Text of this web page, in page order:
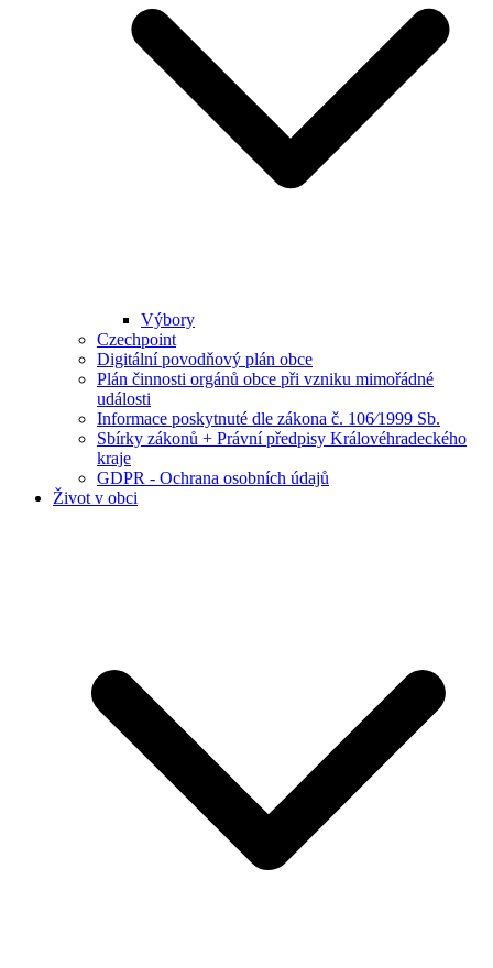
Výbory
Czechpoint
Digitální povodňový plán obce
Plán činnosti orgánů obce při vzniku mimořádné
události
Informace poskytnuté dle zákona č. 106⁄1999 Sb.
Sbírky zákonů + Právní předpisy Královéhradeckého
kraje
GDPR - Ochrana osobních údajů
Život v obci